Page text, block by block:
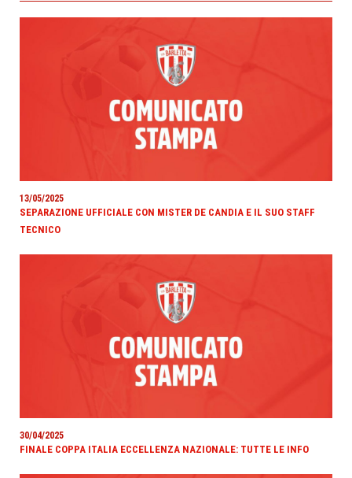
13/05/2025
SEPARAZIONE UFFICIALE CON MISTER DE CANDIA E IL SUO STAFF
TECNICO
30/04/2025
FINALE COPPA ITALIA ECCELLENZA NAZIONALE: TUTTE LE INFO